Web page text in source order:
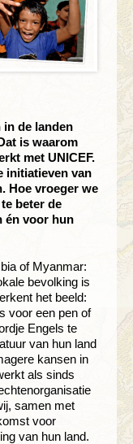
in de landen
is waarom
met UNICEF.
initiatieven van
Hoe vroeger we
beter de
én voor hun
of Myanmar:
bevolking is
het beeld:
voor een pen of
Engels te
van hun land
kansen in
als sinds
samen met
voor
van hun land.